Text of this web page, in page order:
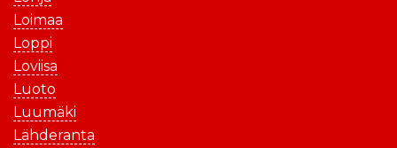
Loimaa
Loppi
Loviisa
Luoto
Luumäki
Lähderanta